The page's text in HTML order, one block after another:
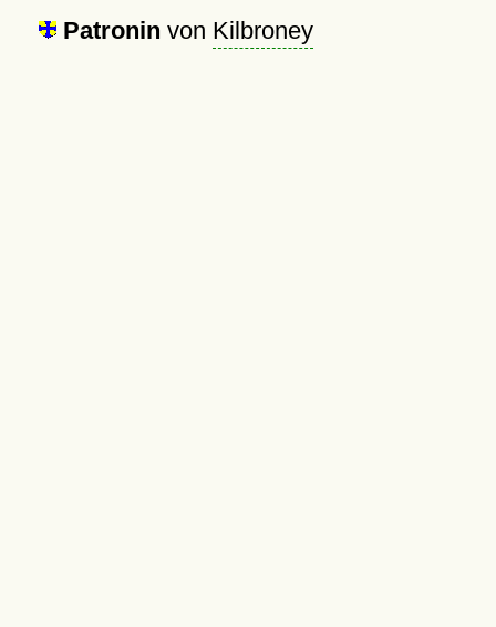
Patronin von Kilbroney